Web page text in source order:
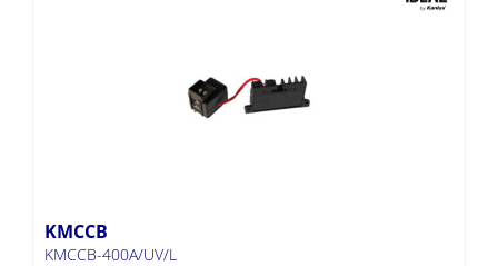
KMCCB
KMCCB-400A/UV/L